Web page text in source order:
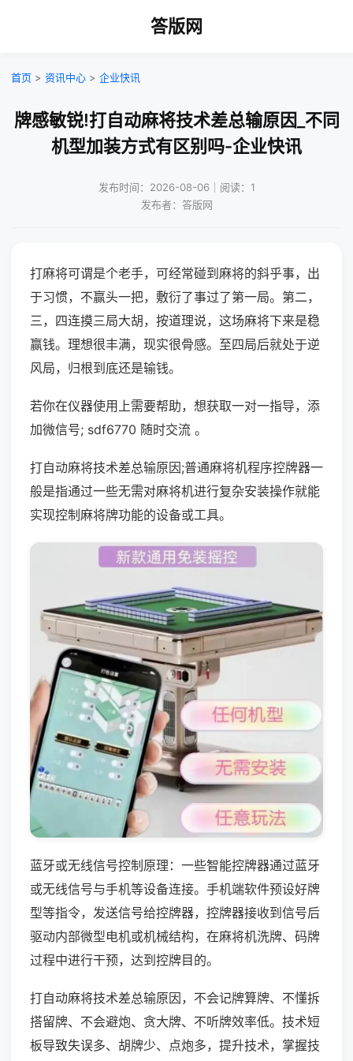
答版网
首页 > 资讯中心 > 企业快讯
牌感敏锐!打自动麻将技术差总输原因_不同
机型加装方式有区别吗-企业快讯
发布时间：2026-08-06｜阅读：1
发布者：答版网
打麻将可谓是个老手，可经常碰到麻将的斜乎事，出
于习惯，不赢头一把，敷衍了事过了第一局。第二，
三，四连摸三局大胡，按道理说，这场麻将下来是稳
赢钱。理想很丰满，现实很骨感。至四局后就处于逆
风局，归根到底还是输钱。
若你在仪器使用上需要帮助，想获取一对一指导，添
加微信号; sdf6770 随时交流 。
打自动麻将技术差总输原因;普通麻将机程序控牌器一
般是指通过一些无需对麻将机进行复杂安装操作就能
实现控制麻将牌功能的设备或工具。
蓝牙或无线信号控制原理：一些智能控牌器通过蓝牙
或无线信号与手机等设备连接。手机端软件预设好牌
型等指令，发送信号给控牌器，控牌器接收到信号后
驱动内部微型电机或机械结构，在麻将机洗牌、码牌
过程中进行干预，达到控牌目的。
打自动麻将技术差总输原因，不会记牌算牌、不懂拆
搭留牌、不会避炮、贪大牌、不听牌效率低。技术短
板导致失误多、胡牌少、点炮多，提升技术，掌握技